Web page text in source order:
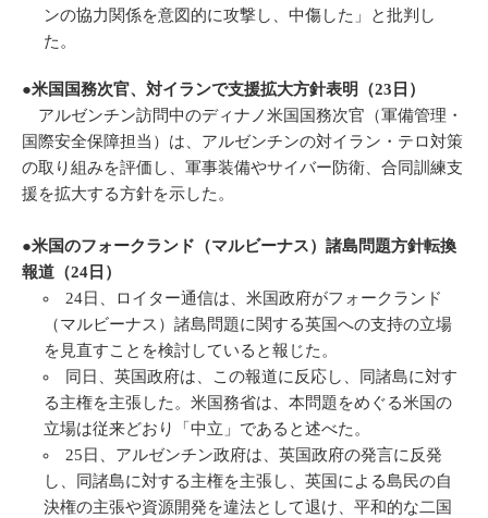
ンの協力関係を意図的に攻撃し、中傷した」と批判し
た。
●米国国務次官、対イランで支援拡大方針表明（23日）
アルゼンチン訪問中のディナノ米国国務次官（軍備管理・
国際安全保障担当）は、アルゼンチンの対イラン・テロ対策
の取り組みを評価し、軍事装備やサイバー防衛、合同訓練支
援を拡大する方針を示した。
●米国のフォークランド（マルビーナス）諸島問題方針転換
報道（24日）
24日、ロイター通信は、米国政府がフォークランド
（マルビーナス）諸島問題に関する英国への支持の立場
を見直すことを検討していると報じた。
同日、英国政府は、この報道に反応し、同諸島に対す
る主権を主張した。米国務省は、本問題をめぐる米国の
立場は従来どおり「中立」であると述べた。
25日、アルゼンチン政府は、英国政府の発言に反発
し、同諸島に対する主権を主張し、英国による島民の自
決権の主張や資源開発を違法として退け、平和的な二国